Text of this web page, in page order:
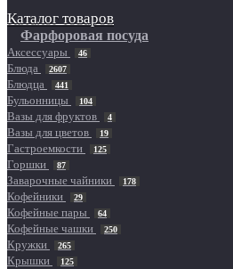
Каталог товаров
Фарфоровая посуда
Аксессуары 46
Блюда 2607
Блюдца 441
Бульонницы 104
Вазы для фруктов 4
Вазы для цветов 19
Гастроемкости 125
Горшки 87
Заварочные чайники 178
Кофейники 29
Кофейные пары 64
Кофейные чашки 250
Кружки 265
Крышки 125